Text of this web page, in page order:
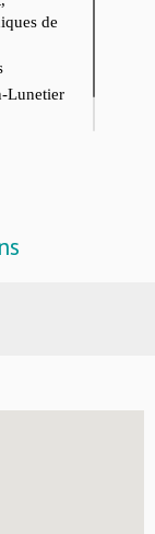
de
Lunetier
de